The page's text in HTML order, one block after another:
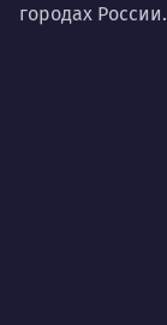
городах России.